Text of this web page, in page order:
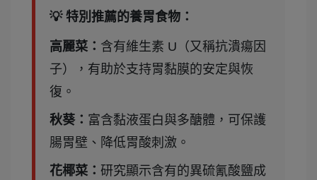
💡 特別推薦的養胃食物：
高麗菜： 含有維生素 U（又稱抗潰瘍因
子），有助於支持胃黏膜的安定與恢
復。
秋葵： 富含黏液蛋白與多醣體，可保護
腸胃壁、降低胃酸刺激。
花椰菜： 研究顯示含有的異硫氰酸鹽成